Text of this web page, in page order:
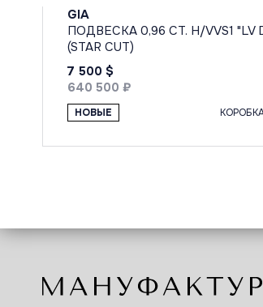
GIA
ПОДВЕСКА 0,96 CT. H/VVS1 "LV
(STAR CUT)
7 500 $
640 500 ₽
НОВЫЕ